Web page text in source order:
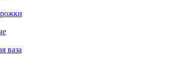
ваза